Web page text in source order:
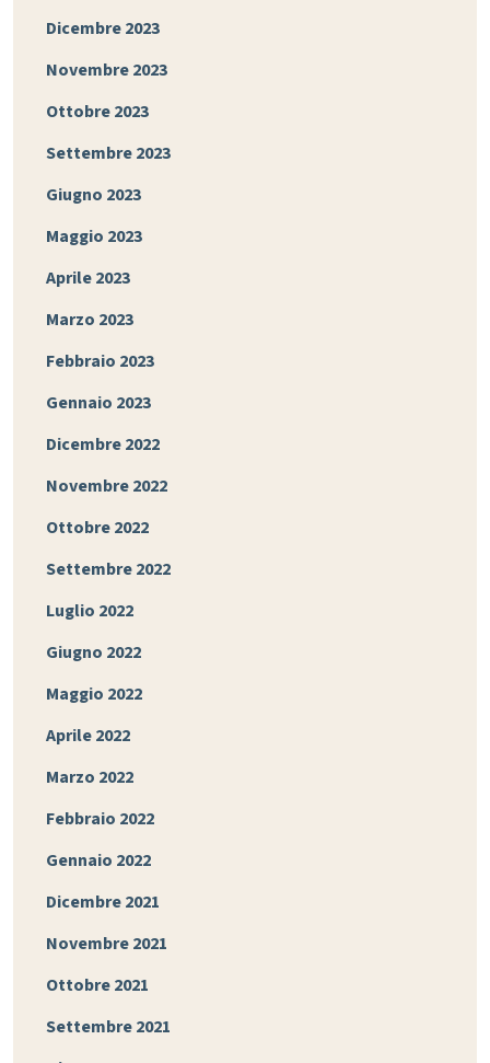
Dicembre 2023
Novembre 2023
Ottobre 2023
Settembre 2023
Giugno 2023
Maggio 2023
Aprile 2023
Marzo 2023
Febbraio 2023
Gennaio 2023
Dicembre 2022
Novembre 2022
Ottobre 2022
Settembre 2022
Luglio 2022
Giugno 2022
Maggio 2022
Aprile 2022
Marzo 2022
Febbraio 2022
Gennaio 2022
Dicembre 2021
Novembre 2021
Ottobre 2021
Settembre 2021